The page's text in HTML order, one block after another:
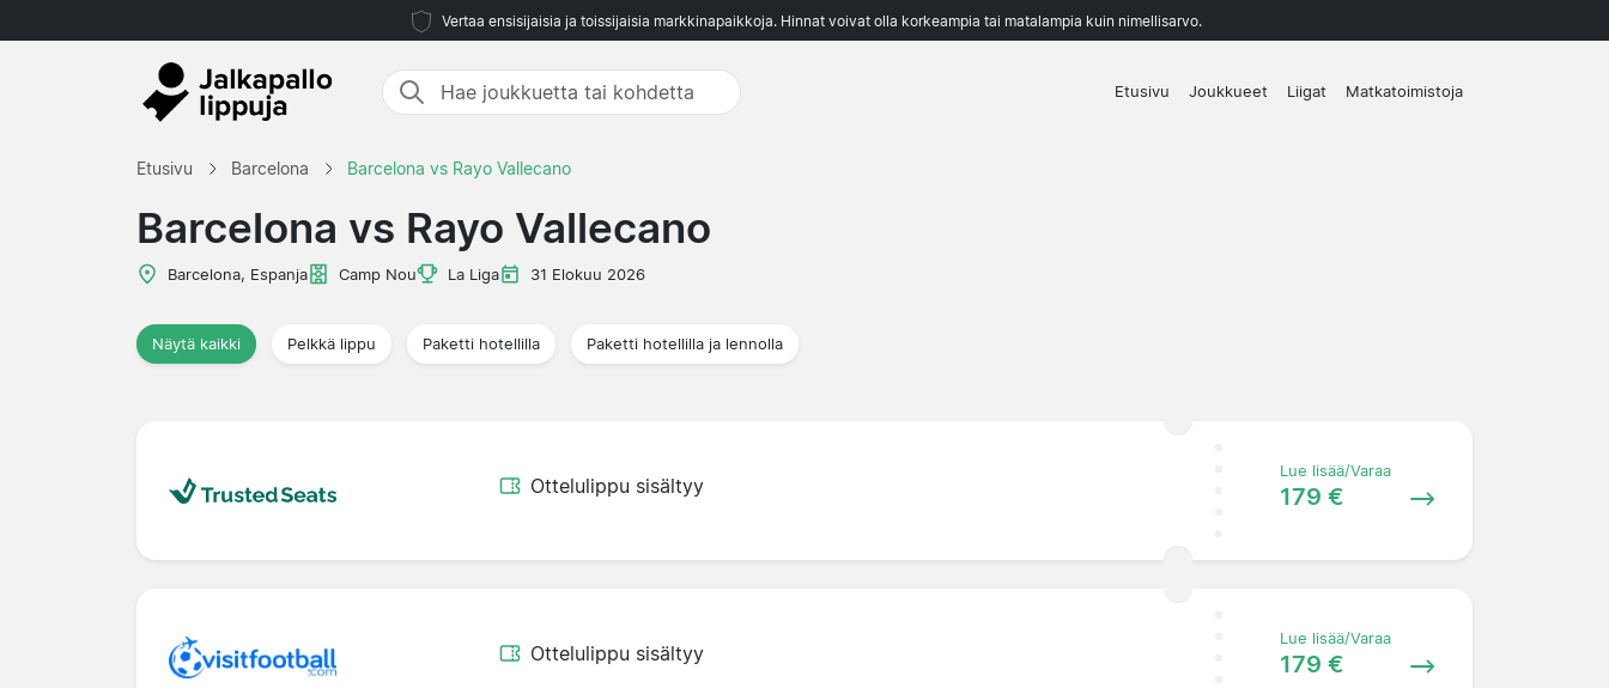
Vertaa ensisijaisia ja toissijaisia markkinapaikkoja. Hinnat voivat olla korkeampia tai matalampia kuin nimellisarvo.
Etusivu Joukkueet Liigat Matkatoimistoja
Etusivu Barcelona Barcelona vs Rayo Vallecano
Barcelona vs Rayo Vallecano
Barcelona, Espanja Camp Nou La Liga 31 Elokuu 2026
Näytä kaikki Pelkkä lippu Paketti hotellilla Paketti hotellilla ja lennolla
Ottelulippu sisältyy
Lue lisää/Varaa
179 €
Ottelulippu sisältyy
Lue lisää/Varaa
179 €